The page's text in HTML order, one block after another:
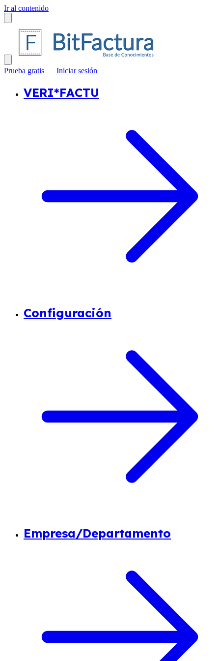
Ir al contenido
Prueba gratis Iniciar sesión
VERI*FACTU
Configuración
Empresa/Departamento